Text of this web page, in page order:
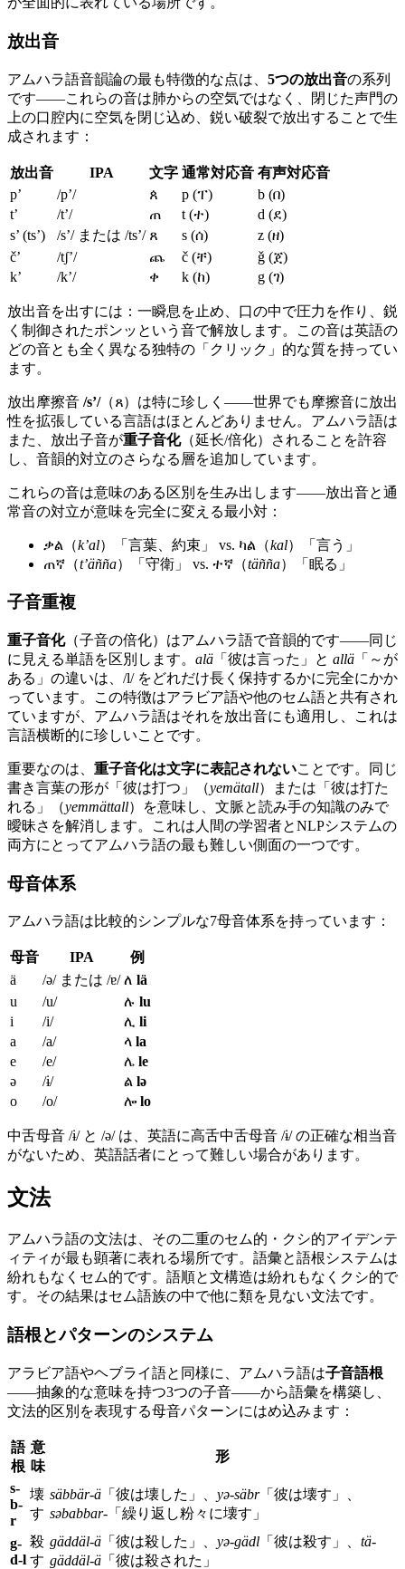
放出音
アムハラ語音韻論の最も特徴的な点は、 5つの放出音の系列
です——これらの音は肺からの空気ではなく、閉じた声門の
上の口腔内に空気を閉じ込め、鋭い破裂で放出することで生
成されます：
放出音 IPA 文字 通常対応音 有声対応音
p’
/pʼ/ ጰ p (ፐ)
b (በ)
t’
/tʼ/ ጠ t (ተ)
d (ደ)
s’ (ts’)
/sʼ/ または /tsʼ/ ጸ s (ሰ)
z (ዘ)
č’
/tʃʼ/ ጨ č (ቸ)
ǧ (ጀ)
k’
/kʼ/ ቀ k (ከ) g (ገ)
放出音を出すには：一瞬息を止め、口の中で圧力を作り、鋭
く制御されたポンッという音で解放します。この音は英語の
どの音とも全く異なる独特の「クリック」的な質を持ってい
ます。
放出摩擦音 /sʼ/（ጸ）は特に珍しく——世界でも摩擦音に放出
性を拡張している言語はほとんどありません。アムハラ語は
また、放出子音が重子音化（延长/倍化）されることを許容
し、音韻的対立のさらなる層を追加しています。
これらの音は意味のある区別を生み出します——放出音と通
常音の対立が意味を完全に変える最小対：
ቃል（kʼal）「言葉、約束」 vs. ካል（kal）「言う」
ጠኛ（tʼäñña）「守衛」 vs. ተኛ（täñña）「眠る」
子音重複
重子音化（子音の倍化）はアムハラ語で音韻的です——同じ
に見える単語を区別します。 alä 「彼は言った」と allä 「～が
ある」の違いは、/l/ をどれだけ長く保持するかに完全にかか
っています。この特徴はアラビア語や他のセム語と共有され
ていますが、アムハラ語はそれを放出音にも適用し、これは
言語横断的に珍しいことです。
重要なのは、 重子音化は文字に表記されないことです。同じ
書き言葉の形が「彼は打つ」（yemätall）または「彼は打た
れる」（yemmättall）を意味し、文脈と読み手の知識のみで
曖昧さを解消します。これは人間の学習者とNLPシステムの
両方にとってアムハラ語の最も難しい側面の一つです。
母音体系
アムハラ語は比較的シンプルな7母音体系を持っています：
母音 IPA
例
ä
/ə/ または /ɐ/ ለ lä
u
/u/ ሉ lu
i
/i/ ሊ li
a
/a/ ላ la
e
/e/ ሌ le
ə
/ɨ/ ል lə
o
/o/ ሎlo
中舌母音 /ɨ/ と /ə/ は、英語に高舌中舌母音 /ɨ/ の正確な相当音
がないため、英語話者にとって難しい場合があります。
文法
アムハラ語の文法は、その二重のセム的・クシ的アイデンテ
ィティが最も顕著に表れる場所です。語彙と語根システムは
紛れもなくセム的です。語順と文構造は紛れもなくクシ的で
す。その結果はセム語族の中で他に類を見ない文法です。
語根とパターンのシステム
アラビア語やヘブライ語と同様に、アムハラ語は子音語根
——抽象的な意味を持つ3つの子音——から語彙を構築し、
文法的区別を表現する母音パターンにはめ込みます：
語
根
意
味
形
s-
b-
r
壊
す
säbbär-ä 「彼は壊した」、 yə-säbr「彼は壊す」、
səbabbar- 「繰り返し粉々に壊す」
g-
d-l
殺
す
gäddäl-ä 「彼は殺した」、 yə-gädl 「彼は殺す」、 tä-
gäddäl-ä 「彼は殺された」